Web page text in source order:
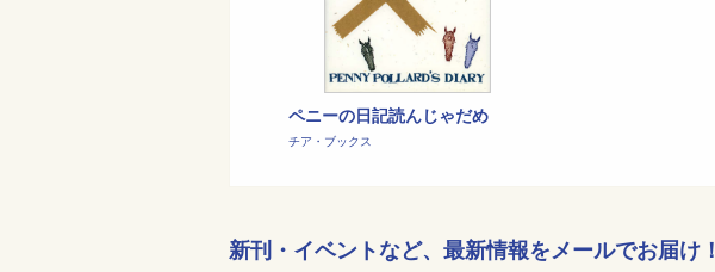
ペニーの日記読んじゃだめ
チア・ブックス
新刊・イベントなど、 最新情報をメールでお届け！